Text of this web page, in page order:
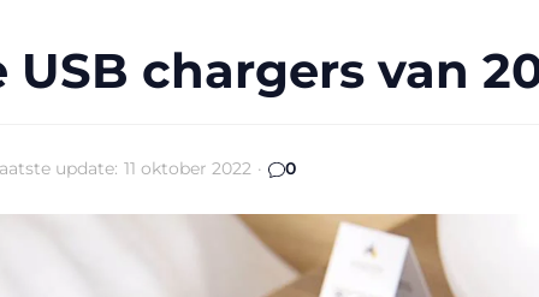
chargers van
update: 11 oktober 2022 · 0